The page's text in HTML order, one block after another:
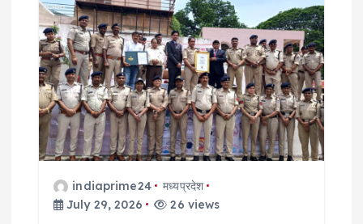
g
a
t
indiaprime24
मध्यप्रदेश
July 29, 2026
26 views